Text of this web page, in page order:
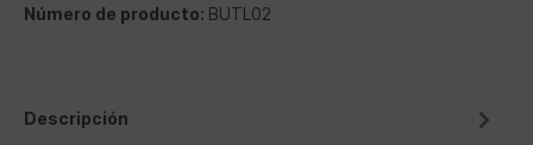
Número de producto: BUTL02
Descripción